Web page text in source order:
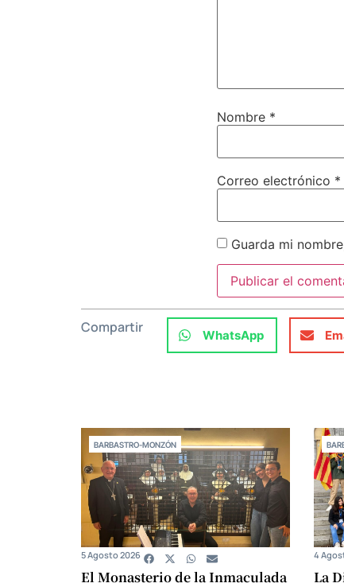
Nombre *
Correo electrónico *
Guarda mi
Compartir WhatsApp
BARBASTRO-MONZÓN
El Monasterio de la Inmaculada
5 Agosto 2026
La
4